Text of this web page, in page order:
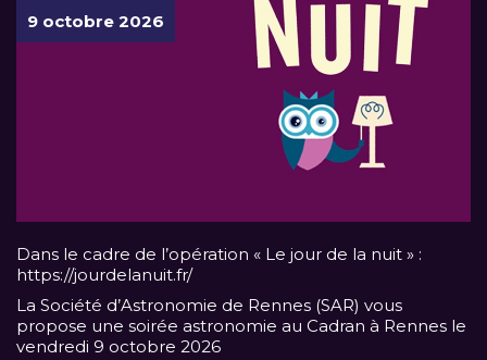
9 octobre 2026
Dans le cadre de l’opération « Le jour de la nuit » :
https://jourdelanuit.fr/
La Société d’Astronomie de Rennes (SAR) vous
propose une soirée astronomie au Cadran à Rennes le
vendredi 9 octobre 2026